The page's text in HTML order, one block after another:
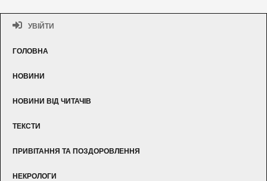
УВІЙТИ
ГОЛОВНА
НОВИНИ
НОВИНИ ВІД ЧИТАЧІВ
ТЕКСТИ
ПРИВІТАННЯ ТА ПОЗДОРОВЛЕННЯ
НЕКРОЛОГИ